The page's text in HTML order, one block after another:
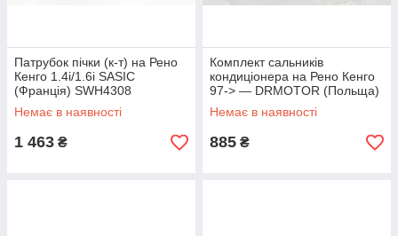
Патрубок пічки (к-т) на Рено
Кенго 1.4i/1.6i SASIC
(Франція) SWH4308
Немає в наявності
1 463 ₴
Комплект сальників
кондиціонера на Рено Кенго
97-> — DRMOTOR (Польща)
- DRM01106
Немає в наявності
885 ₴